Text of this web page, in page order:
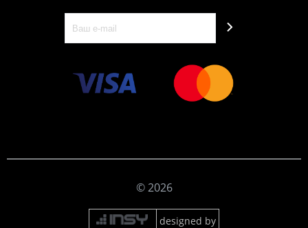
© 2026
designed by